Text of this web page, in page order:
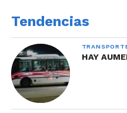
Tendencias
HAY